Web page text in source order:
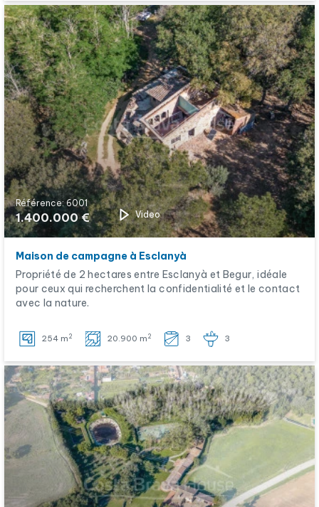
Référence: 6001
1.400.000 € Video
Maison de campagne à Esclanyà
Propriété de 2 hectares entre Esclanyà et Begur, idéale
pour ceux qui recherchent la confidentialité et le contact
avec la nature.
254 m 2 20.900 m 2 3 3